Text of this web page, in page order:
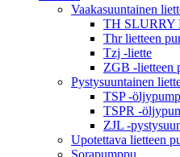
Vaakasuuntainen
TH SLURRY
Thr lietteen
Tzj -liette
ZGB -lietteen
Pystysuuntainen
TSP -
TSPR -
ZJL -
Upotettava lietteen
Sorapumppu